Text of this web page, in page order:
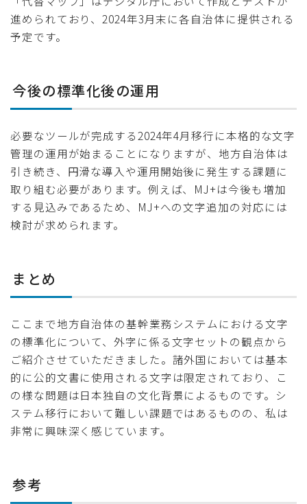
進められており、2024年3月末に各自治体に提供される
予定です。
今後の標準化後の運用
必要なツールが完成する2024年4月移行に本格的な文字
管理の運用が始まることになりますが、地方自治体は
引き続き、円滑な導入や運用開始後に発生する課題に
取り組む必要があります。例えば、MJ+は今後も増加
する見込みであるため、MJ+への文字追加の対応には
検討が求められます。
まとめ
ここまで地方自治体の基幹業務システムにおける文字
の標準化について、外字に係る文字セットの観点から
ご紹介させていただきました。諸外国においては基本
的に公的文書に使用される文字は限定されており、こ
の様な問題は日本独自の文化背景によるものです。シ
ステム移行において難しい課題ではあるものの、私は
非常に興味深く感じています。
参考